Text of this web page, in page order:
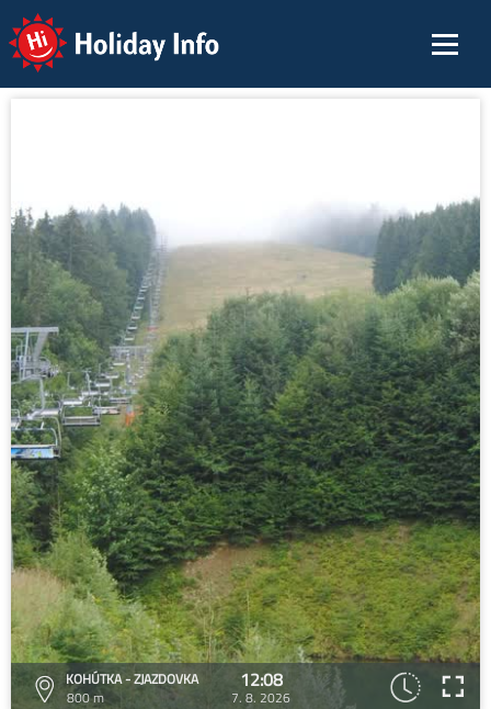
Holiday Info
KOHÚTKA - ZJAZDOVKA
800 m
12:08
7. 8. 2026